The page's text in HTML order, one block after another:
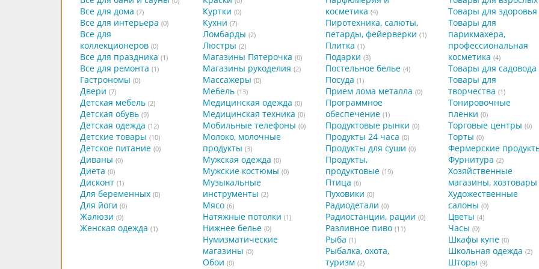
Все для дома (7)
Все для интерьера (0)
Все для
коллекционеров (0)
Все для праздника (1)
Все для ремонта (1)
Гастрономы (0)
Двери (7)
Детская мебель (2)
Детская обувь (9)
Детская одежда (12)
Детские товары (10)
Детское питание (0)
Диваны (0)
Диета (0)
Дисконт (1)
Для беременных (0)
Для йоги (0)
Жалюзи (0)
Женская одежда (1)
Куртки (0)
Кухни (7)
Ломбарды (2)
Люстры (2)
Магазины Пятерочка (0)
Магазины рукоделия (2)
Массажеры (0)
Мебель (13)
Медицинская одежда (0)
Медицинская техника (0)
Мобильные телефоны (0)
Молоко, молочные
продукты (3)
Мужская одежда (0)
Мужские костюмы (0)
Музыкальные
инструменты (2)
Мясо (6)
Натяжные потолки (1)
Нижнее белье (0)
Нумизматические
магазины (0)
Обои (0)
косметика (4)
Пиротехника, салюты,
петарды, фейерверки (1)
Плитка (1)
Подарки (3)
Постельное белье (4)
Посуда (1)
Прием лома металла (0)
Программное
обеспечение (1)
Продуктовые рынки (0)
Продукты 24 часа (0)
Продукты для суши (0)
Продукты,
продуктовые (19)
Птица (6)
Пуховики (0)
Радиодетали (0)
Радиостанции, рации (0)
Разливное пиво (11)
Рыба (1)
Рыбалка, охота,
туризм (2)
Товары для здоровья
Товары для
парикмахера,
профессиональная
косметика (4)
Товары для садовода
Товары для
творчества (1)
Тонировочные
пленки (0)
Торговые центры (0)
Торты (0)
Фермерские
Фурнитура (2)
Хозяйственные
магазины, хозтовары
Художественные
салоны (0)
Цветы (4)
Часы (0)
Шкафы купе (0)
Школьная одежда (2)
Шторы (9)